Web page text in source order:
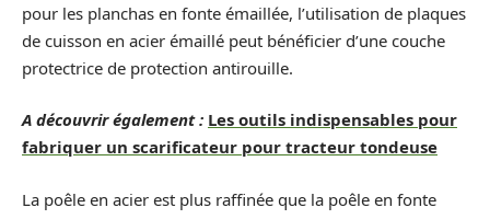
pour les planchas en fonte émaillée, l’utilisation de plaques
de cuisson en acier émaillé peut bénéficier d’une couche
protectrice de protection antirouille.
A découvrir également : Les outils indispensables pour
fabriquer un scarificateur pour tracteur tondeuse
La poêle en acier est plus raffinée que la poêle en fonte